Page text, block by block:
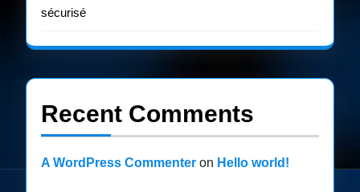
sécurisé
Recent Comments
A WordPress Commenter on Hello world!